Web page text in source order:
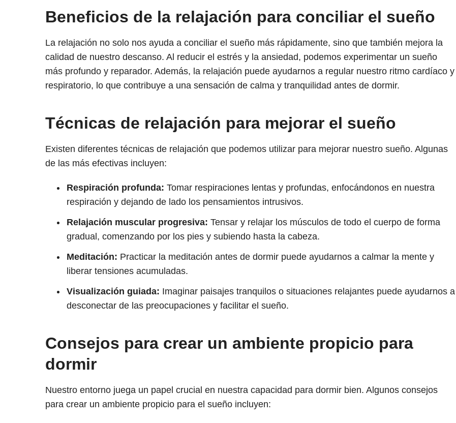
Beneficios de la relajación para conciliar el sueño
La relajación no solo nos ayuda a conciliar el sueño más rápidamente, sino que también mejora la
calidad de nuestro descanso. Al reducir el estrés y la ansiedad, podemos experimentar un sueño
más profundo y reparador. Además, la relajación puede ayudarnos a regular nuestro ritmo cardíaco y
respiratorio, lo que contribuye a una sensación de calma y tranquilidad antes de dormir.
Técnicas de relajación para mejorar el sueño
Existen diferentes técnicas de relajación que podemos utilizar para mejorar nuestro sueño. Algunas
de las más efectivas incluyen:
Respiración profunda: Tomar respiraciones lentas y profundas, enfocándonos en nuestra
respiración y dejando de lado los pensamientos intrusivos.
Relajación muscular progresiva: Tensar y relajar los músculos de todo el cuerpo de forma
gradual, comenzando por los pies y subiendo hasta la cabeza.
Meditación: Practicar la meditación antes de dormir puede ayudarnos a calmar la mente y
liberar tensiones acumuladas.
Visualización guiada: Imaginar paisajes tranquilos o situaciones relajantes puede ayudarnos a
desconectar de las preocupaciones y facilitar el sueño.
Consejos para crear un ambiente propicio para
dormir
Nuestro entorno juega un papel crucial en nuestra capacidad para dormir bien. Algunos consejos
para crear un ambiente propicio para el sueño incluyen: